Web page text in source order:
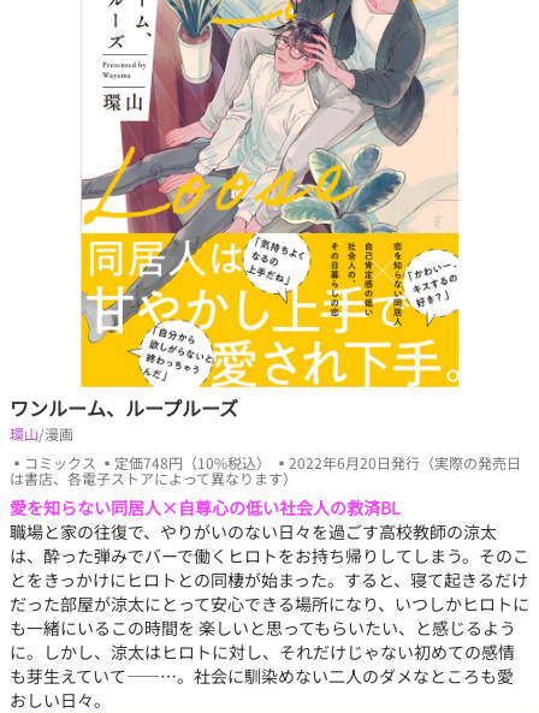
ワンルーム、ループルーズ
環山/漫画
▪コミックス ▪定価748円（10%税込） ▪2022年6月20日発行（実際の発売日
は書店、各電子ストアによって異なります）
愛を知らない同居人×自尊心の低い社会人の救済BL
職場と家の往復で、やりがいのない日々を過ごす高校教師の涼太
は、酔った弾みでバーで働くヒロトをお持ち帰りしてしまう。そのこ
とをきっかけにヒロトとの同棲が始まった。すると、寝て起きるだけ
だった部屋が涼太にとって安心できる場所になり、いつしかヒロトに
も一緒にいるこの時間を 楽しいと思ってもらいたい、と感じるよう
に。しかし、涼太はヒロトに対し、それだけじゃない初めての感情
も芽生えていて――…。社会に馴染めない二人のダメなところも愛
おしい日々。